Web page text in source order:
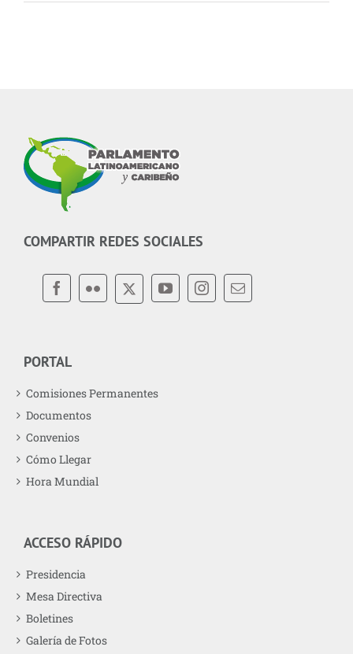
COMPARTIR REDES SOCIALES
PORTAL
Comisiones Permanentes
Documentos
Convenios
Cómo Llegar
Hora Mundial
ACCESO RÁPIDO
Presidencia
Mesa Directiva
Boletines
Galería de Fotos